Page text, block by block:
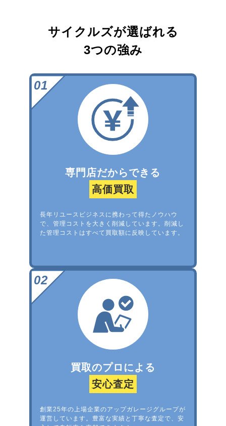
サイクルズが選ばれる
3つの強み
専門店だからできる
高価買取
長年リユースビジネスに携わって得たノウハウ
で、管理コストを大きく削減しています。削減し
た管理コストはすべて買取額に反映しています。
買取のプロによる
安心査定
創業25年の上場企業のアップガレージグループが
運営しています。豊富な実績と丁寧な査定で、安